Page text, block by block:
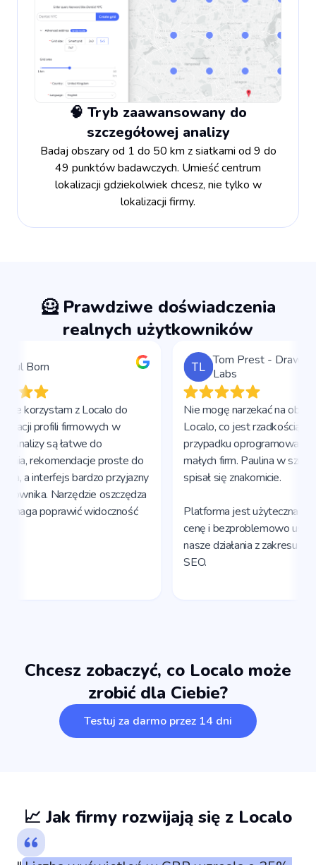
🧠 Tryb zaawansowany do
szczegółowej analizy
Badaj obszary od 1 do 50 km z siatkami od 9 do
49 punktów badawczych. Umieść centrum
lokalizacji gdziekolwiek chcesz, nie tylko w
lokalizacji firmy.
🦸 Prawdziwe doświadczenia
realnych użytkowników
Chcesz zobaczyć, co Localo może
zrobić dla Ciebie?
Testuj za darmo przez 14 dni
📈 Jak firmy rozwijają się z Localo